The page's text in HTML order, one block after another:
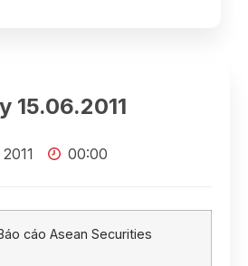
15.06.2011
00:00
cáo Asean Securities